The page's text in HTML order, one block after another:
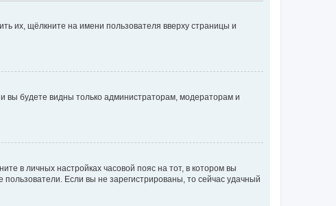
их, щёлкните на имени пользователя вверху страницы и
, и вы будете видны только администраторам, модераторам и
в личных настройках часовой пояс на тот, в котором вы
пользователи. Если вы не зарегистрированы, то сейчас удачный